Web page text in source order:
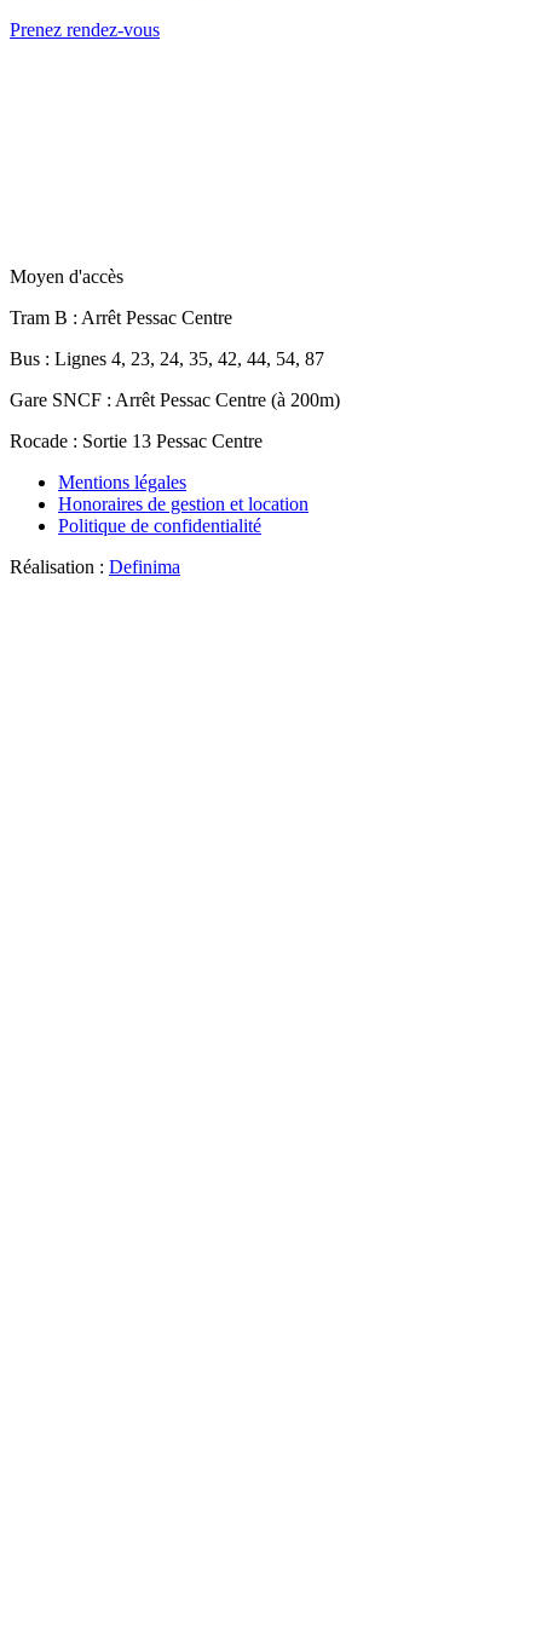
Prenez rendez-vous
Moyen d'accès
Tram B : Arrêt Pessac Centre
Bus : Lignes 4, 23, 24, 35, 42, 44, 54, 87
Gare SNCF : Arrêt Pessac Centre (à 200m)
Rocade : Sortie 13 Pessac Centre
Mentions légales
Honoraires de gestion et location
Politique de confidentialité
Réalisation : Definima